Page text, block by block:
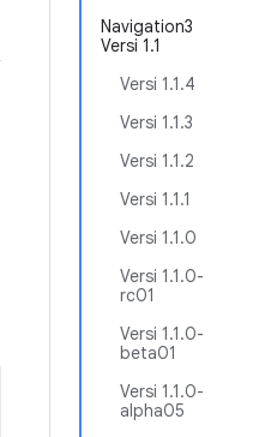
Navigation3
Versi 1.1
Versi 1.1.4
Versi 1.1.3
Versi 1.1.2
Versi 1.1.1
Versi 1.1.0
Versi 1.1.0-
rc01
Versi 1.1.0-
beta01
Versi 1.1.0-
alpha05